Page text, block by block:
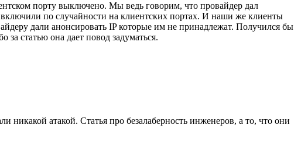
порту выключено. Мы ведь говорим, что провайдер дал
по случайности на клиентских портах. И наши же клиенты
дали анонсировать IP которые им не принадлежат. Получился бы
статью она дает повод задуматься.
атакой. Статья про безалаберность инженеров, а то, что они